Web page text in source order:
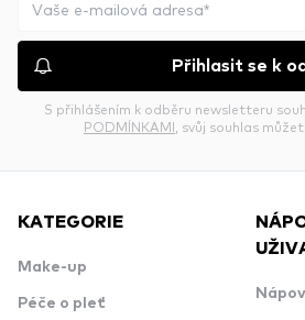
Přihlasit se k
S přihlášením k odběru newsletteru
PODMÍNKAMI , svůj souhlas
KATEGORIE
Make-up
Péče o pleť